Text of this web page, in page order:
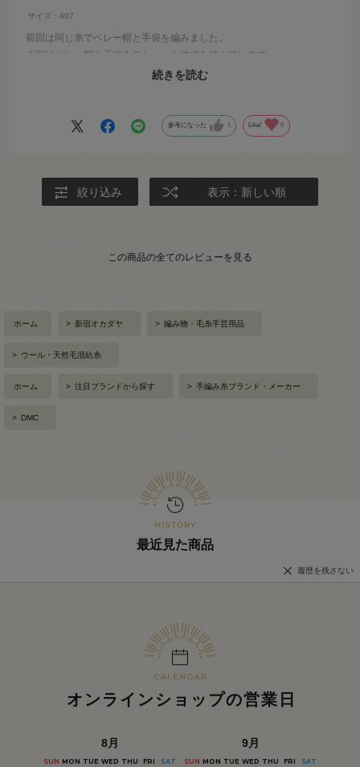
サイズ：407
前回は同じ糸でベレー帽と手袋を編みました。
今回はベレー帽と玉編みのショートマフを編んでいます。
ほとんど糸が残ることなく、柔らかな風合いと美しい色の変化を楽し
続きを読む
参考になった 1 Like! 0
絞り込み 表示：新しい順
この商品の全てのレビューを見る
ホーム > 新宿オカダヤ > 編み物・毛糸手芸用品
> ウール・天然毛混紡糸
ホーム > 注目ブランドから探す > 手編み糸ブランド・メーカー
> DMC
最近見た商品
履歴を残さない
オンラインショップの営業日
8月
SUN MON TUE WED THU FRI SAT
9月
SUN MON TUE WED THU FRI SAT